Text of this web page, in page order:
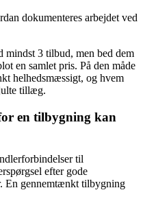
dokumenteres arbejdet ved
mindst 3 tilbud, men bed dem
en samlet pris. På den måde
helheds­mæssigt, og hvem
tillæg.
en tilbygning kan
til
efter gode
En gennemtænkt tilbygning